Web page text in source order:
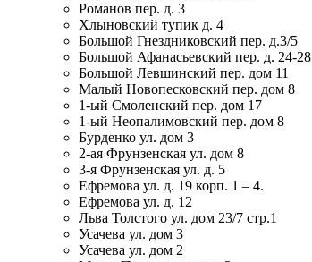
Романов пер. д. 3
Хлыновский тупик д. 4
Большой Гнездниковский пер. д.3/5
Большой Афанасьевский пер. д. 24-28
Большой Левшинский пер. дом 11
Малый Новопесковский пер. дом 8
1-ый Смоленский пер. дом 17
1-ый Неопалимовский пер. дом 8
Бурденко ул. дом 3
2-ая Фрунзенская ул. дом 8
3-я Фрунзенская ул. д. 5
Ефремова ул. д. 19 корп. 1 – 4.
Ефремова ул. д. 12
Льва Толстого ул. дом 23/7 стр.1
Усачева ул. дом 3
Усачева ул. дом 2